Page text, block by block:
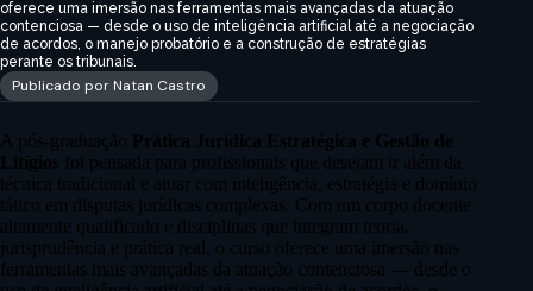
oferece uma imersão nas ferramentas mais avançadas da atuação
contenciosa — desde o uso de inteligência artificial até a negociação
de acordos, o manejo probatório e a construção de estratégias
perante os tribunais.
Publicado por Natan Castro
A pós-graduação Prática Jurídica Estratégica e Gestão de
Litígios foi pensada para profissionais que desejam ir além da
técnica tradicional e atuar com inteligência, estratégia e domínio
tático em disputas jurídicas complexas. Com um corpo docente
altamente qualificado e disciplinas que integram teoria,
jurisprudência e prática real, o curso oferece uma imersão nas
ferramentas mais avançadas da atuação contenciosa — desde o